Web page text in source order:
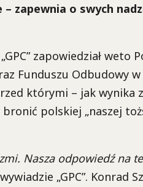
zapewnia o swych
zapowiedział weto
Funduszu Odbudowy
którymi – jak wynika
polskiej „naszej
Nasza odpowiedź na
„GPC”. Konrad